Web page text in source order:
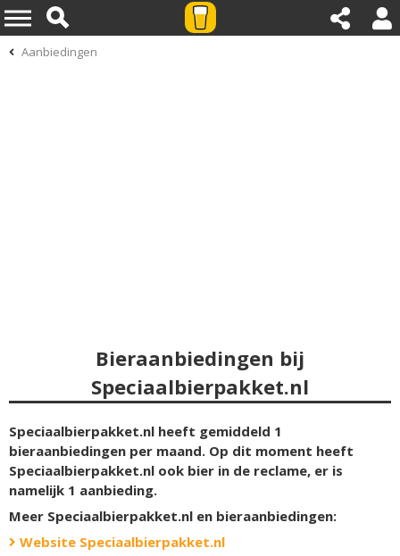
Aanbiedingen
Bieraanbiedingen bij
Speciaalbierpakket.nl
Speciaalbierpakket.nl heeft gemiddeld 1
bieraanbiedingen per maand. Op dit moment heeft
Speciaalbierpakket.nl ook bier in de reclame, er is
namelijk 1 aanbieding.
Meer Speciaalbierpakket.nl en bieraanbiedingen:
Website Speciaalbierpakket.nl